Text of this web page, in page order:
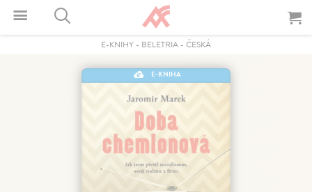
E-KNIHY - BELETRIA - ČESKÁ
E-KNIHA